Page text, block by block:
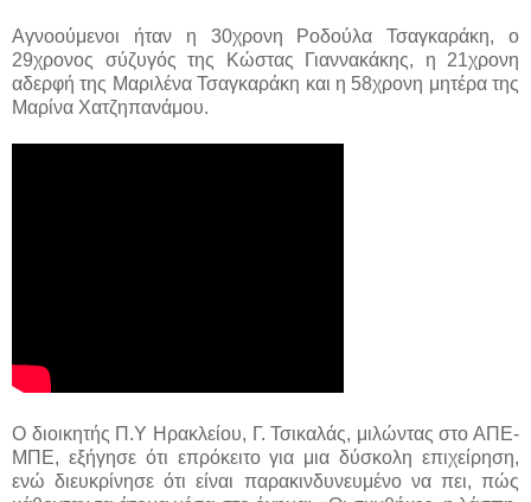
Αγνοούμενοι ήταν η 30χρονη Ροδούλα Τσαγκαράκη, ο
29χρονος σύζυγός της Κώστας Γιαννακάκης, η 21χρονη
αδερφή της Μαριλένα Τσαγκαράκη και η 58χρονη μητέρα της
Μαρίνα Χατζηπανάμου.
Ο διοικητής Π.Υ Ηρακλείου, Γ. Τσικαλάς, μιλώντας στο ΑΠΕ-
ΜΠΕ, εξήγησε ότι επρόκειτο για μια δύσκολη επιχείρηση,
ενώ διευκρίνησε ότι είναι παρακινδυνευμένο να πει, πώς